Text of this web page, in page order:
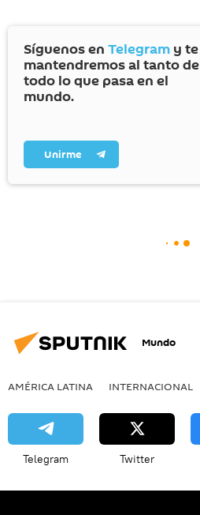
Síguenos en Telegram y te
mantendremos al tanto de
todo lo que pasa en el
mundo.
Unirme
Mundo
AMÉRICA LATINA INTERNACIONAL
Telegram Twitter